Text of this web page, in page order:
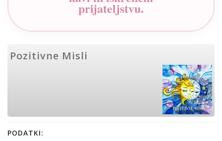
prijateljstvu.
Pozitivne Misli
PODATKI: